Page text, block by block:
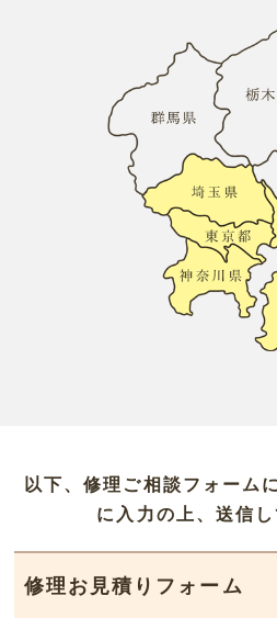
以下、修理ご相談フォーム
に入力の上、送信し
修理お見積りフォーム